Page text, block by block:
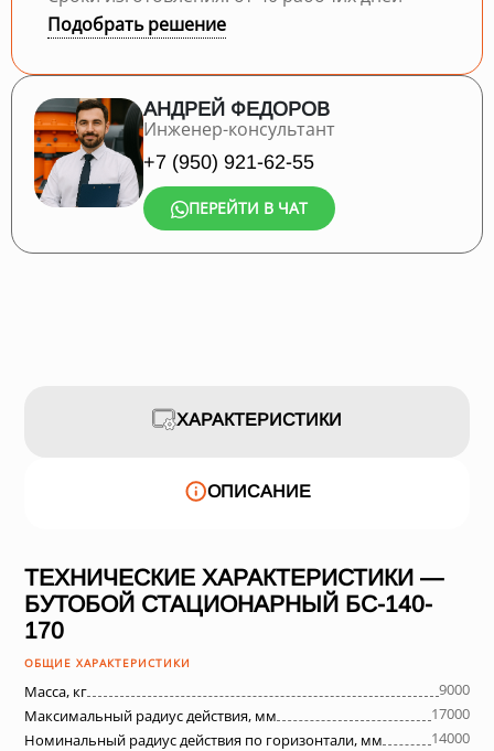
Подобрать решение
АНДРЕЙ ФЕДОРОВ
Инженер-консультант
+7 (950) 921-62-55
ПЕРЕЙТИ В ЧАТ
ХАРАКТЕРИСТИКИ
ОПИСАНИЕ
ТЕХНИЧЕСКИЕ ХАРАКТЕРИСТИКИ —
БУТОБОЙ СТАЦИОНАРНЫЙ БС-140-
170
ОБЩИЕ ХАРАКТЕРИСТИКИ
Масса, кг
9000
Максимальный радиус действия, мм
17000
Номинальный радиус действия по горизонтали, мм
14000